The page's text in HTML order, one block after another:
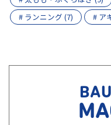
# ランニング (7)
# ア